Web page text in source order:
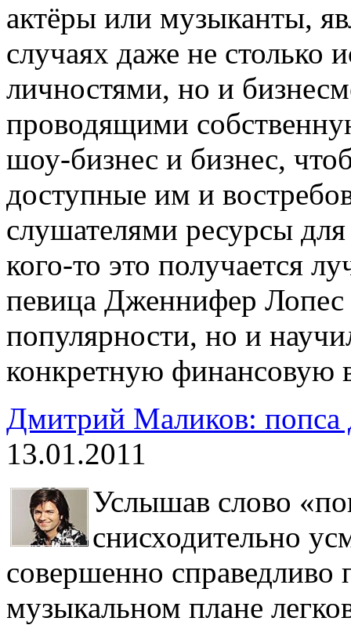
актёры или музыканты,
случаях даже не столько
личностями, но и
проводящими
шоу-бизнес и бизнес,
доступные им и
слушателями ресурсы
кого-то это получается
певица Дженнифер Лопес
популярности, но и
конкретную финансовую
Дмитрий Маликов: попса
13.01.2011
Услышав слово
снисходительно
совершенно справедливо
музыкальном плане